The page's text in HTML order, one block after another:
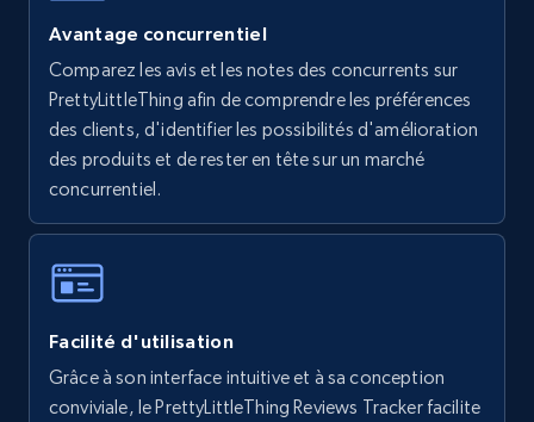
using specific category URL
URL, Final price, Sku, Currency, Gtin,
Specifications, Image urls, Top reviews, and
more.
5.6K+
specific keywords
URL, Final price, Sku, Currency, Gtin,
Specifications, Image urls, Top reviews, and
Avantage concurrentiel
Comparez les avis et les notes des concurrents sur
PrettyLittleThing afin de comprendre les préférences
des clients, d'identifier les possibilités d'amélioration
des produits et de rester en tête sur un marché
concurrentiel.
Facilité d'utilisation
Grâce à son interface intuitive et à sa conception
conviviale, le PrettyLittleThing Reviews Tracker facilite